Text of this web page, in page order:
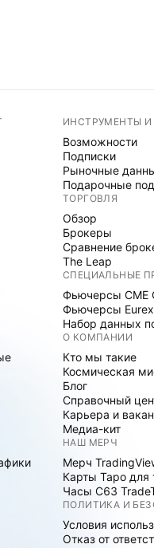
ИНСТРУМЕНТЫ
Возможности
Подписки
Рыночные
Подарочные
ТОРГОВЛЯ
Обзор
Брокеры
Сравнение
The Leap
СПЕЦИАЛЬНЫЕ
Фьючерсы CME
Фьючерсы Eurex
Набор данных
О КОМПАНИИ
Кто мы такие
Космическая
Блог
Справочный
Карьера и
Медиа-кит
НАШ МЕРЧ
Мерч
Карты Таро для
Часы C63
ПОЛИТИКА И
Условия
Отказ от